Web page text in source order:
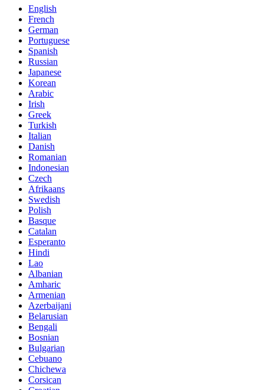
English
French
German
Portuguese
Spanish
Russian
Japanese
Korean
Arabic
Irish
Greek
Turkish
Italian
Danish
Romanian
Indonesian
Czech
Afrikaans
Swedish
Polish
Basque
Catalan
Esperanto
Hindi
Lao
Albanian
Amharic
Armenian
Azerbaijani
Belarusian
Bengali
Bosnian
Bulgarian
Cebuano
Chichewa
Corsican